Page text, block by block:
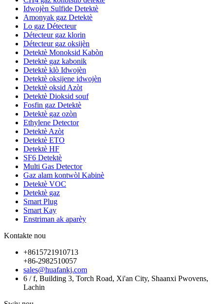
Idwojèn Sulfide Detektè
Amonyak gaz Detektè
Lo gaz Détecteur
Détecteur gaz klorin
Détecteur gaz oksijèn
Detektè Monoksid Kabòn
Detektè gaz kabonik
Detektè klò Idwojèn
Detektè oksijene idwojèn
Detektè oksid Azòt
Detektè Dioksid souf
Fosfin gaz Detektè
Detektè gaz ozòn
Ethylene Detector
Detektè Azòt
Detektè ETO
Detektè HF
SF6 Detektè
Multi Gas Detector
Gaz alam kontwòl Kabinè
Detektè VOC
Detektè gaz
Smart Plug
Smart Kay
Enstriman ak aparèy
Kontakte nou
+8615721910713
+86-2982510057
sales@huafankj.com
6 / f, Building 3, Torch Road, Xi'an City, Shaanxi Pwovens,
Lachin